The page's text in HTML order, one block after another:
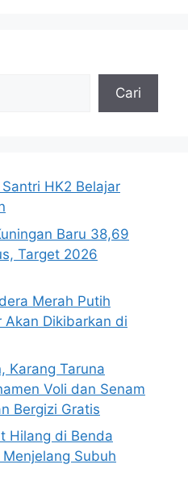
Cari
HK2 Belajar
Baru 38,69
Target 2026
Merah Putih
Akan Dikibarkan di
Karang Taruna
Voli dan Senam
Bergizi Gratis
Hilang di Benda
Subuh